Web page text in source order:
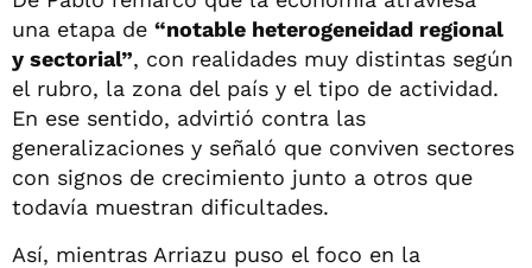
una etapa de “notable heterogeneidad regional
y sectorial”, con realidades muy distintas según
el rubro, la zona del país y el tipo de actividad.
En ese sentido, advirtió contra las
generalizaciones y señaló que conviven sectores
con signos de crecimiento junto a otros que
todavía muestran dificultades.
Así, mientras Arriazu puso el foco en la